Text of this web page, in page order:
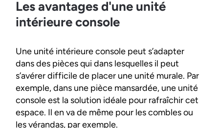
Les avantages d'une unité
intérieure console
Une unité intérieure console peut s’adapter
dans des pièces qui dans lesquelles il peut
s’avérer difficile de placer une unité murale. Par
exemple, dans une pièce mansardée, une unité
console est la solution idéale pour rafraîchir cet
espace. Il en va de même pour les combles ou
les vérandas, par exemple.